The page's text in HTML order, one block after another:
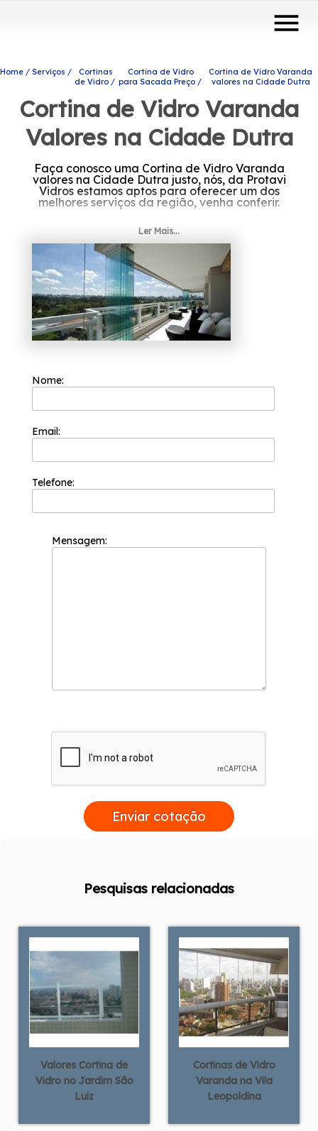
menu
Home Serviços
Cortinas
de Vidro
Cortina de Vidro
para Sacada Preço
Cortina de Vidro Varanda
valores na Cidade Dutra
Cortina de Vidro Varanda
Valores na Cidade Dutra
Faça conosco uma Cortina de Vidro Varanda
valores na Cidade Dutra justo, nós, da Protavi
Vidros estamos aptos para oferecer um dos
melhores serviços da região, venha conferir.
Caso esteja precisando de Cortina de Vidro
Varanda valores na Cidade Dutra, Para
encontrar coberturas com vidro, portas de
vidro e envidraçamento de sacadas, entre
outras opções de produtos e serviços do
ramo de engenharia de vidros, você pode
contar com os profissionais da Protavi Vidros.
Contamos com profissionais qualificados e
especializados, não deixe de falar conosco.
Ler Mais...
Nome:
Email:
Telefone:
Mensagem:
Enviar cotação
Pesquisas relacionadas
Valores Cortina de
Vidro no Jardim São
Luiz
Cortinas de Vidro
Varanda na Vila
Leopoldina